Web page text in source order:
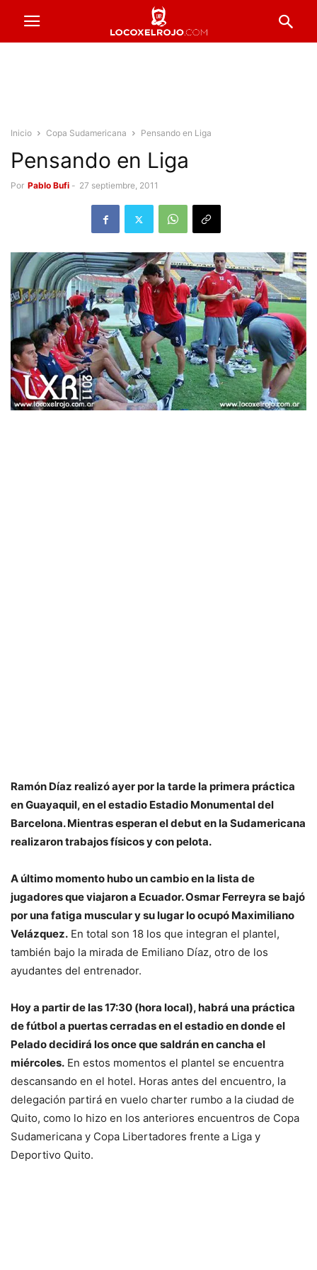
Inicio Copa Sudamericana Pensando en Liga
Pensando en Liga
Por Pablo Bufi - 27 septiembre, 2011
Ramón Díaz realizó ayer por la tarde la primera práctica
en Guayaquil, en el estadio Estadio Monumental del
Barcelona. Mientras esperan el debut en la Sudamericana
realizaron trabajos físicos y con pelota.
A último momento hubo un cambio en la lista de
jugadores que viajaron a Ecuador. Osmar Ferreyra se bajó
por una fatiga muscular y su lugar lo ocupó Maximiliano
Velázquez. En total son 18 los que integran el plantel,
también bajo la mirada de Emiliano Díaz, otro de los
ayudantes del entrenador.
Hoy a partir de las 17:30 (hora local), habrá una práctica
de fútbol a puertas cerradas en el estadio en donde el
Pelado decidirá los once que saldrán en cancha el
miércoles. En estos momentos el plantel se encuentra
descansando en el hotel. Horas antes del encuentro, la
delegación partirá en vuelo charter rumbo a la ciudad de
Quito, como lo hizo en los anteriores encuentros de Copa
Sudamericana y Copa Libertadores frente a Liga y
Deportivo Quito.